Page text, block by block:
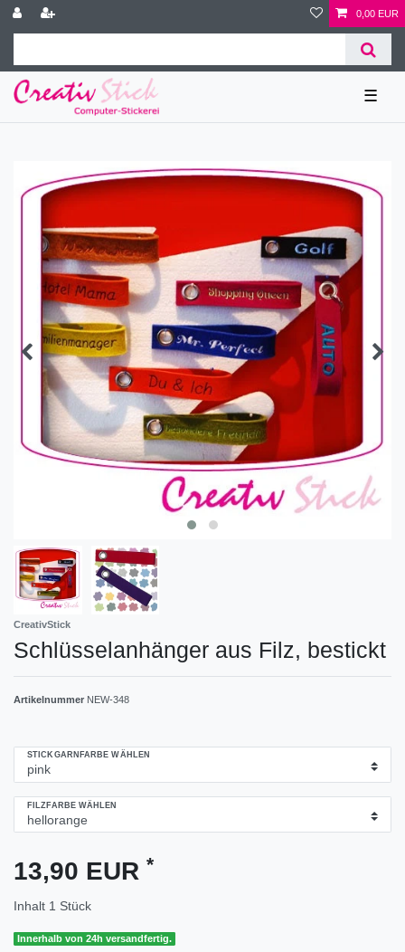
0,00 EUR
☰
CreativStick
Schlüsselanhänger aus Filz, bestickt
Artikelnummer NEW-348
STICKGARNFARBE WÄHLEN
FILZFARBE WÄHLEN
13,90 EUR *
Inhalt 1 Stück
Innerhalb von 24h versandfertig.